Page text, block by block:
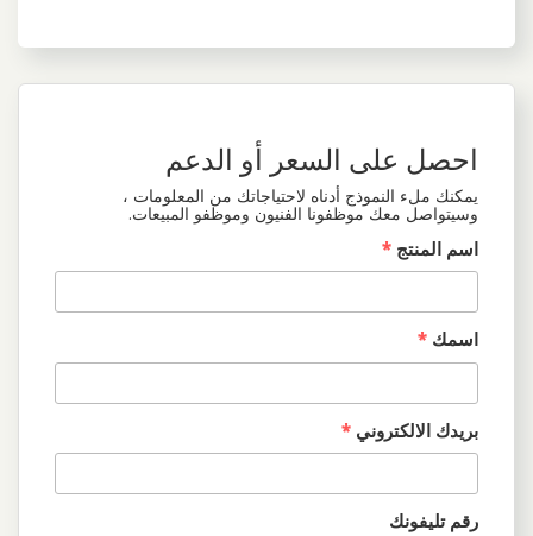
احصل على السعر أو الدعم
يمكنك ملء النموذج أدناه لاحتياجاتك من المعلومات ،
وسيتواصل معك موظفونا الفنيون وموظفو المبيعات.
اسم المنتج *
اسمك *
بريدك الالكتروني *
رقم تليفونك